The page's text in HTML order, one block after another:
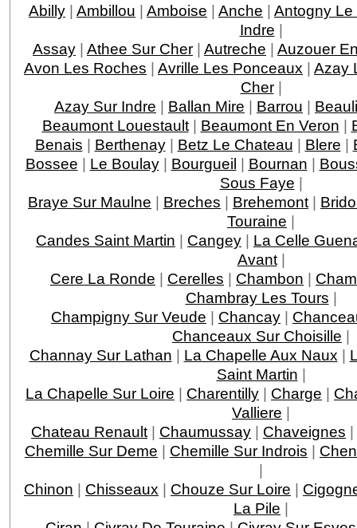
Abilly | Ambillou | Amboise | Anche | Antogny Le
Indre |
Assay | Athee Sur Cher | Autreche | Auzouer
Avon Les Roches | Avrille Les Ponceaux | Azay
Cher|
Azay Sur Indre | Ballan Mire | Barrou |
Beaumont Louestault| Beaumont En Veron |
Benais | Berthenay| Betz Le Chateau | Blere |
Bossee | Le Boulay| Bourgueil | Bournan |
Sous Faye |
Braye Sur Maulne | Breches | Brehemont |
Touraine |
Candes Saint Martin | Cangey | La Celle
Avant|
Cere La Ronde | Cerelles | Chambon |
Chambray Les Tours |
Champigny Sur Veude | Chancay |
Chanceaux Sur Choisille |
Channay Sur Lathan | La Chapelle Aux Naux |
Saint Martin |
La Chapelle Sur Loire | Charentilly | Charge |
Valliere |
Chateau Renault | Chaumussay | Chaveignes |
Chemille Sur Deme | Chemille Sur Indrois |
|
Chinon | Chisseaux | Chouze Sur Loire |
La Pile |